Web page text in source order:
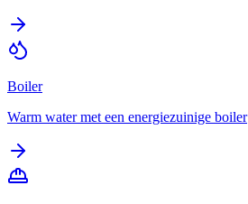
Boiler
Warm water met een energiezuinige boiler